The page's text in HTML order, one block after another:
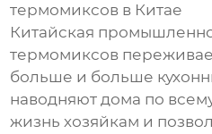
термомиксов в Китае
Китайская
термомиксов
больше и больше
наводняют дома по
жизнь хозяйкам и